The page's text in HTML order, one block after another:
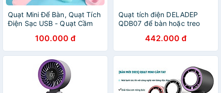
Quạt Mini Để Bàn, Quạt Tích
Điện Sạc USB - Quạt Cầm
Hướng Gió Xoay 360 Độ,
Kiểu Dáng Sang Trọng ,
Không Gây Ồn, Pin Sạc -
Giao Màu Ngẫu Nhiên -
Hàng Nhập Khẩu
100.000 đ
Quạt tích điện DELADEP
QDB07 để bàn hoặc treo
khiển, điều chỉnh đa góc, có
thể gấp gọn, 5 cánh 3 mức
gió siêu mát - Hàng nhập
442.000 đ